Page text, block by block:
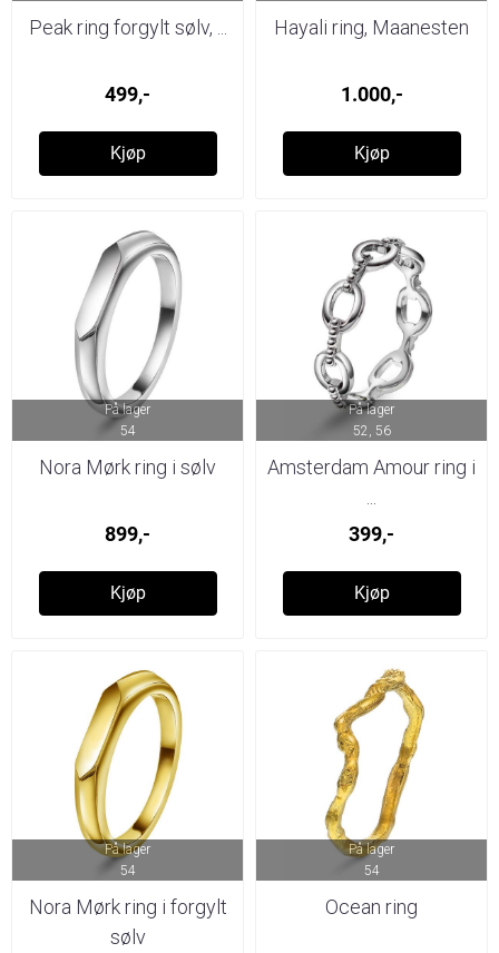
Peak ring forgylt sølv, ...
499,-
Kjøp
Hayali ring, Maanesten
1.000,-
Kjøp
På lager
54
Nora Mørk ring i sølv
899,-
Kjøp
På lager
52, 56
Amsterdam Amour ring i
399,-
Kjøp
På lager
54
Nora Mørk ring i forgylt
sølv
På lager
54
Ocean ring